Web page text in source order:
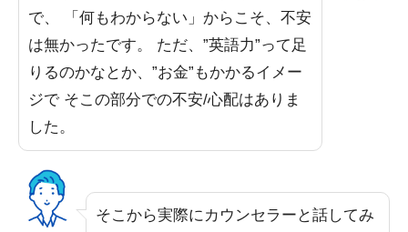
で、 「何もわからない」からこそ、不安
は無かったです。 ただ、”英語力”って足
りるのかなとか、”お金”もかかるイメー
ジで そこの部分での不安/心配はありま
した。
そこから実際にカウンセラーと話してみ